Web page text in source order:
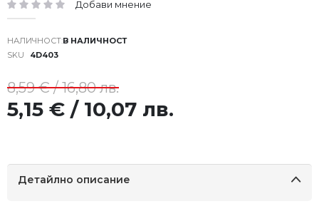
рейтинг: Добави мнение
В НАЛИЧНОСТ
SKU
4D403
5,15 € / 10,07 лв.
8,59 € / 16,80 лв.
на
галерия
със
снимки
Детайлно описание